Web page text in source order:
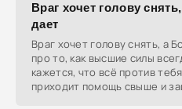
Враг хочет голову
дает
Враг хочет голову снять, а
про то, как высшие силы
кажется, что всё против
приходит помощь свыше и